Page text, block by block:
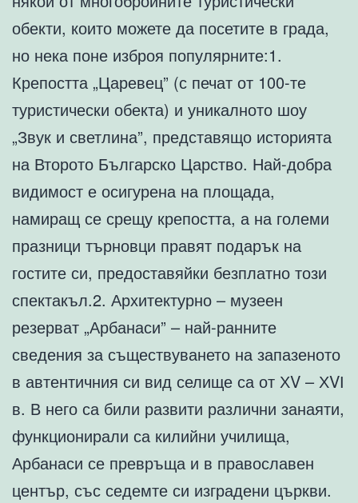
обекти, които можете да посетите в града,
но нека поне изброя популярните:1.
Крепостта „Царевец” (с печат от 100-те
туристически обекта) и уникалното шоу
„Звук и светлина”, представящо историята
на Второто Българско Царство. Най-добра
видимост е осигурена на площада,
намиращ се срещу крепостта, а на големи
празници търновци правят подарък на
гостите си, предоставяйки безплатно този
спектакъл.2. Архитектурно – музеен
резерват „Арбанаси” – най-ранните
сведения за съществуването на запазеното
в автентичния си вид селище са от ХV – ХVІ
в. В него са били развити различни занаяти,
функционирали са килийни училища,
Арбанаси се превръща и в православен
център, със седемте си изградени църкви.